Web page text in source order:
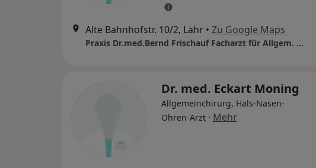
Alte Bahnhofstr. 10/2, Lahr • Zu Google Maps
Praxis Dr.med.Bernd Frischauf Facharzt für Allgem. Chirurgie
Dr. med. Eckart Moning
Allgemeinchirurg, Hals-Nasen-
Ohren-Arzt · Mehr